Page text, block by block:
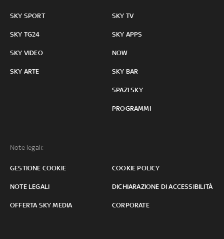
SKY SPORT
SKY TG24
SKY VIDEO
SKY ARTE
SKY TV
SKY APPS
NOW
SKY BAR
SPAZI SKY
PROGRAMMI
Note legali:
GESTIONE COOKIE COOKIE POLICY
NOTE LEGALI DICHIARAZIONE DI ACCESSIBILITÀ
OFFERTA SKY MEDIA CORPORATE